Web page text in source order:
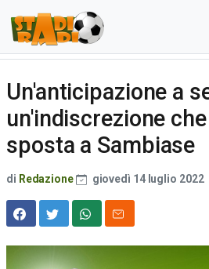
Un'anticipazione a
un'indiscrezione
sposta a Sambiase
di Redazione giovedì 14 luglio 2022